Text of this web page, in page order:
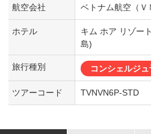
航空会社 ベトナム航空（Ｖ
ホテル
キム ホア リゾー
島)
旅行種別 コンシェルジュ
ツアーコード TVNVN6P-STD